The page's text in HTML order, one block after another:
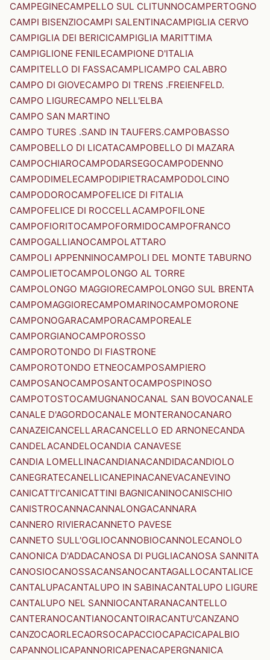
CAMPEGINECAMPELLO SUL CLITUNNOCAMPERTOGNO
CAMPI BISENZIOCAMPI SALENTINACAMPIGLIA CERVO
CAMPIGLIA DEI BERICICAMPIGLIA MARITTIMA
CAMPIGLIONE FENILECAMPIONE D'ITALIA
CAMPITELLO DI FASSACAMPLICAMPO CALABRO
CAMPO DI GIOVECAMPO DI TRENS .FREIENFELD.
CAMPO LIGURECAMPO NELL'ELBA
CAMPO SAN MARTINO
CAMPO TURES .SAND IN TAUFERS.CAMPOBASSO
CAMPOBELLO DI LICATACAMPOBELLO DI MAZARA
CAMPOCHIAROCAMPODARSEGOCAMPODENNO
CAMPODIMELECAMPODIPIETRACAMPODOLCINO
CAMPODOROCAMPOFELICE DI FITALIA
CAMPOFELICE DI ROCCELLACAMPOFILONE
CAMPOFIORITOCAMPOFORMIDOCAMPOFRANCO
CAMPOGALLIANOCAMPOLATTARO
CAMPOLI APPENNINOCAMPOLI DEL MONTE TABURNO
CAMPOLIETOCAMPOLONGO AL TORRE
CAMPOLONGO MAGGIORECAMPOLONGO SUL BRENTA
CAMPOMAGGIORECAMPOMARINOCAMPOMORONE
CAMPONOGARACAMPORACAMPOREALE
CAMPORGIANOCAMPOROSSO
CAMPOROTONDO DI FIASTRONE
CAMPOROTONDO ETNEOCAMPOSAMPIERO
CAMPOSANOCAMPOSANTOCAMPOSPINOSO
CAMPOTOSTOCAMUGNANOCANAL SAN BOVOCANALE
CANALE D'AGORDOCANALE MONTERANOCANARO
CANAZEICANCELLARACANCELLO ED ARNONECANDA
CANDELACANDELOCANDIA CANAVESE
CANDIA LOMELLINACANDIANACANDIDACANDIOLO
CANEGRATECANELLICANEPINACANEVACANEVINO
CANICATTI'CANICATTINI BAGNICANINOCANISCHIO
CANISTROCANNACANNALONGACANNARA
CANNERO RIVIERACANNETO PAVESE
CANNETO SULL'OGLIOCANNOBIOCANNOLECANOLO
CANONICA D'ADDACANOSA DI PUGLIACANOSA SANNITA
CANOSIOCANOSSACANSANOCANTAGALLOCANTALICE
CANTALUPACANTALUPO IN SABINACANTALUPO LIGURE
CANTALUPO NEL SANNIOCANTARANACANTELLO
CANTERANOCANTIANOCANTOIRACANTU'CANZANO
CANZOCAORLECAORSOCAPACCIOCAPACICAPALBIO
CAPANNOLICAPANNORICAPENACAPERGNANICA